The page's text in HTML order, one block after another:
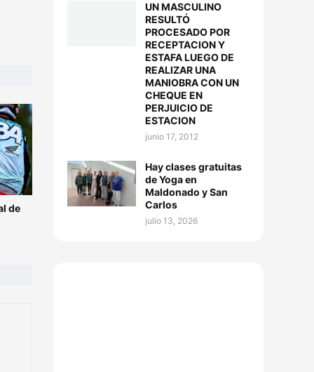
de
UN MASCULINO
RESULTÓ
PROCESADO POR
RECEPTACION Y
ESTAFA LUEGO DE
REALIZAR UNA
MANIOBRA CON UN
CHEQUE EN
PERJUICIO DE
ESTACION
junio 17, 2012
Hay clases gratuitas
de Yoga en
Maldonado y San
Carlos
julio 13, 2026